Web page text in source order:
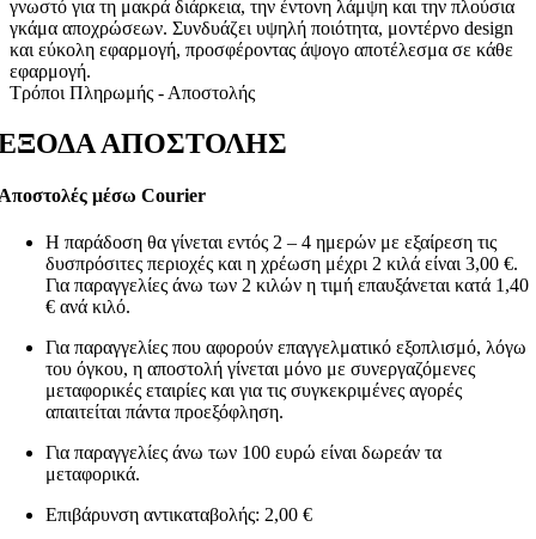
γνωστό για τη μακρά διάρκεια, την έντονη λάμψη και την πλούσια
γκάμα αποχρώσεων. Συνδυάζει υψηλή ποιότητα, μοντέρνο design
και εύκολη εφαρμογή, προσφέροντας άψογο αποτέλεσμα σε κάθε
εφαρμογή.
Τρόποι Πληρωμής - Αποστολής
ΑΠΟΣΤΟΛΗΣ
μέσω Courier
Η παράδοση θα γίνεται εντός 2 – 4 ημερών με εξαίρεση τις
δυσπρόσιτες περιοχές και η χρέωση μέχρι 2 κιλά είναι 3,00 €.
Για παραγγελίες άνω των 2 κιλών η τιμή επαυξάνεται κατά 1,40
€ ανά κιλό.
Για παραγγελίες που αφορούν επαγγελματικό εξοπλισμό, λόγω
του όγκου, η αποστολή γίνεται μόνο με συνεργαζόμενες
μεταφορικές εταιρίες και για τις συγκεκριμένες αγορές
απαιτείται πάντα προεξόφληση.
Για παραγγελίες άνω των 100 ευρώ είναι δωρεάν τα
μεταφορικά.
Επιβάρυνση αντικαταβολής: 2,00 €